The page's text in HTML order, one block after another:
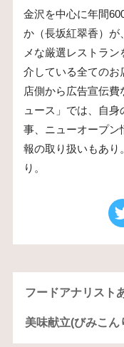
金沢を中心に年間
か（長坂紅翠香）が
メな厳選レストラ
介している全てのお
店側から広告宣伝
ュース」では、自
事、ニューオープン
報の取り扱いもあり
り。
フードアナリスト
美味献立(びみこん